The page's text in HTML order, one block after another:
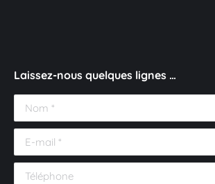
Laissez-nous quelques lignes …
Nom *
E-mail *
Téléphone